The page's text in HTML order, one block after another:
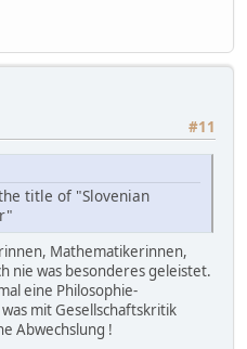
#11
title of "Slovenian
Mathematikerinnen,
nie was besonderes geleistet.
eine Philosophie-
mit Gesellschaftskritik
Abwechslung !